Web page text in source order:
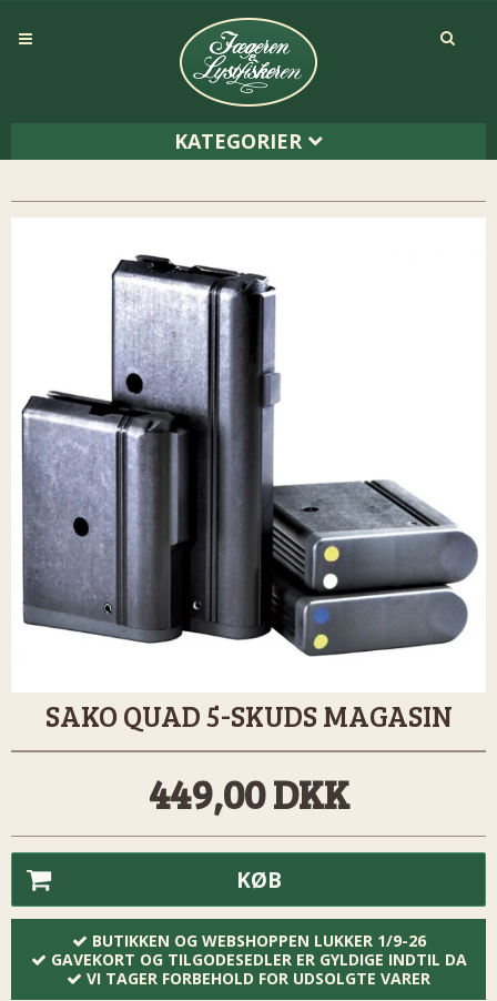
KATEGORIER
SAKO QUAD 5-SKUDS MAGASIN
449,00 DKK
KØB
BUTIKKEN OG WEBSHOPPEN LUKKER 1/9-26
GAVEKORT OG TILGODESEDLER ER GYLDIGE INDTIL DA
VI TAGER FORBEHOLD FOR UDSOLGTE VARER